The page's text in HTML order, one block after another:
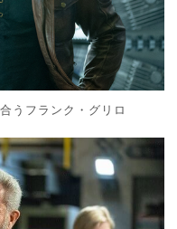
うフランク・グリロ